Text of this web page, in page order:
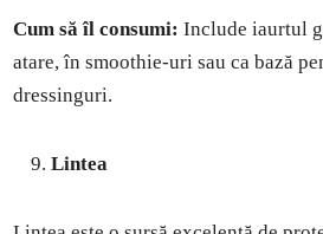
Cum să îl consumi: Include iaurtul
atare, în smoothie-uri sau ca bază
dressinguri.
Lintea